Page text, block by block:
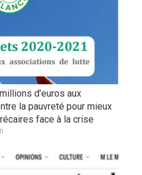
d’euros aux
la pauvreté pour mieux
face à la crise